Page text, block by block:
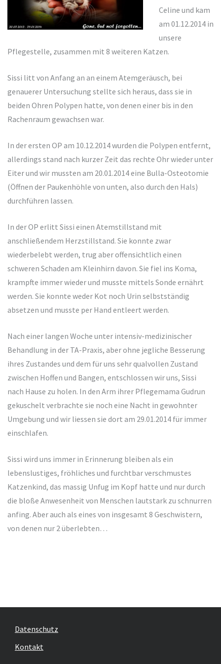
Celine und kam
am 01.12.2014 in
unsere
Pflegestelle, zusammen mit 8 weiteren Katzen.
Sissi litt von Anfang an an einem Atemgeräusch, bei
genauerer Untersuchung stellte sich heraus, dass sie in
beiden Ohren Polypen hatte, von denen einer bis in den
Rachenraum gewachsen war.
In der ersten OP am 10.12.2014 wurden die Polypen entfernt,
allerdings stand nach kurzer Zeit das rechte Ohr wieder unter
Eiter und wir mussten am 20.01.2014 eine Bulla-Osteotomie
(Öffnen der Paukenhöhle von unten, also durch den Hals)
durchführen lassen.
In der OP erlitt Sissi einen Atemstillstand mit
anschließendem Herzstillstand. Sie konnte zwar
wiederbelebt werden, trug aber offensichtlich einen
schweren Schaden am Kleinhirn davon. Sie fiel ins Koma,
krampfte immer wieder und musste mittels Sonde ernährt
werden. Sie konnte weder Kot noch Urin selbstständig
absetzen und musste per Hand entleert werden.
Nach einer langen Woche unter intensiv-medizinischer
Behandlung in der TA-Praxis, aber ohne jegliche Besserung
ihres Zustandes und dem für uns sehr qualvollen Zustand
zwischen Hoffen und Bangen, entschlossen wir uns, Sissi
nach Hause zu holen. In den Arm ihrer Pflegemama Gudrun
gekuschelt verbrachte sie noch eine Nacht in gewohnter
Umgebung und wir liessen sie dort am 29.01.2014 für immer
einschlafen.
Sissi wird uns immer in Erinnerung bleiben als ein
lebenslustiges, fröhliches und furchtbar verschmustes
Katzenkind, das massig Unfug im Kopf hatte und nur durch
die bloße Anwesenheit von Menschen lautstark zu schnurren
anfing. Aber auch als eines von insgesamt 8 Geschwistern,
von denen nur 2 überlebten…
Datenschutz
Kontakt